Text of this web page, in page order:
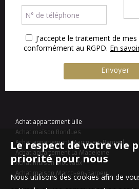
J'accepte le traitement de
conformément au RGPD. En
Achat appartement Lille
Achat maison Bondues
Achat appartement Marcq-en-Baroeul
Achat appartement La Madeleine
Achat maison Mouvaux
Achat maison Marcq-en-Baroeul
Le respect de votre vie
priorité pour nous
Nous utilisons des cookies afin de